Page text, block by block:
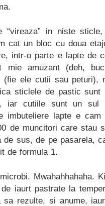
“vireaza” in niste
cat un bloc cu doua
intr-o parte e lapte de
mie amuzant (deh,
(fie ele cutii sau peturi),
sticlele de pastic
iar cutiile sunt un sul
imbuteliere lapte e
de muncitori care stau
de sus, de pe pasarela,
de formula 1.
Mwahahhahaha.
iaurt pastrate la
rezulte, si anume,